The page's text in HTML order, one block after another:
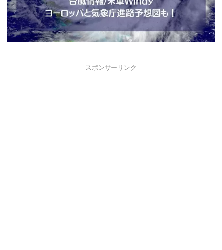
スポンサーリンク